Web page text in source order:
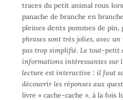
traces du petit animal roux
panache de branche en
pleines dents pommes de pin,
phrases sont très jolies, avec un
pas trop simplifié. Le tout-petit
informations intéressantes sur
lecture est interactive : il faut
découvrir les réponses aux
livre « cache-cache », à la fois